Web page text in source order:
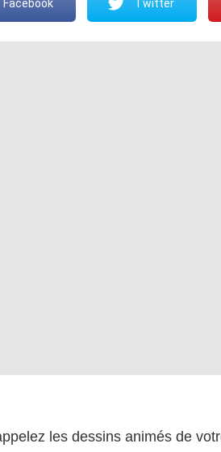
Facebook Twitter
les dessins animés de